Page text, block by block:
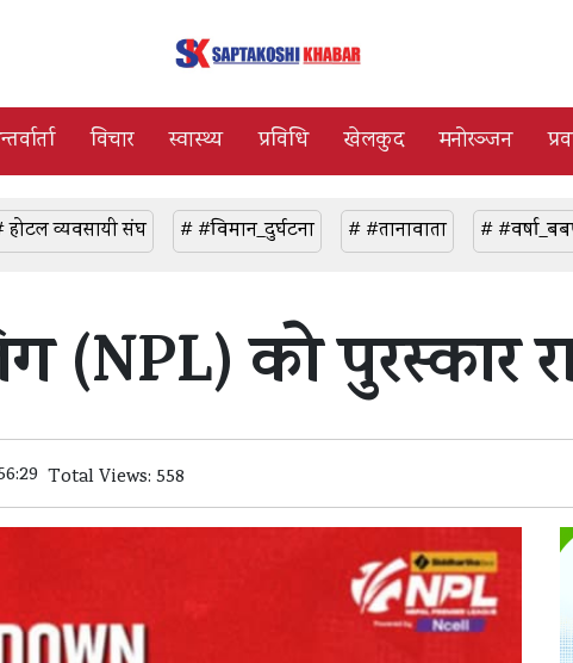
विचार स्वास्थ्य प्रविधि खेलकुद मनोरञ्जन
होटल व्यवसायी संघ # #विमान_दुर्घटना # #तानावाता #
(NPL) को पुरस्कार
Total Views: 558